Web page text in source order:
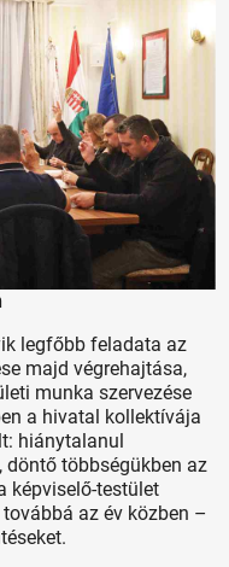
legfőbb feladata az
majd végrehajtása,
munka szervezése
a hivatal kollektívája
hiánytalanul
többségükben az
képviselő-testület
az év közben –